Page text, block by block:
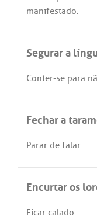
manifestado.
Segurar a
Conter-se para
Fechar a
Parar de falar.
Encurtar os
Ficar calado.